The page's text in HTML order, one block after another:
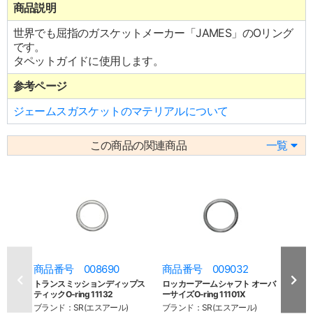
商品説明
世界でも屈指のガスケットメーカー「JAMES」のOリング
です。
タペットガイドに使用します。
参考ページ
ジェームスガスケットのマテリアルについて
この商品の関連商品 一覧
商品番号 008690
トランスミッションディップス
ティックO-ring 11132
ブランド：SR(エスアール)
商品番号 009032
ロッカーアームシャフト オーバ
ーサイズO-ring 11101X
ブランド：SR(エスアール)
ロッ